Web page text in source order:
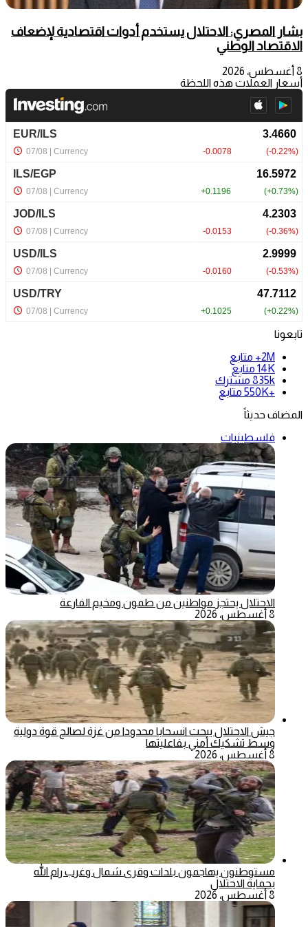
بشار المصري: الاحتلال يستخدم أدوات اقتصادية لإضعاف
الاقتصاد الوطني
8 أغسطس، 2026
أسعار العملات هذه اللحظة
تابعونا
2M+
متابع
14K متابع
835k مشترك
+550K
متابع
المضاف حديثاً
فلسطينيات
الاحتلال يحتجز مواطنين من طمون ومخيم الفارعة
8 أغسطس، 2026
جيش الاحتلال يبحث انسحابا محدودا من غزة لصالح قوة دولية
وسط تشكيك أمني بفاعليتها
8 أغسطس، 2026
مستوطنون يهاجمون بلدات وقرى شمال وغرب رام الله
بحماية الاحتلال
8 أغسطس، 2026